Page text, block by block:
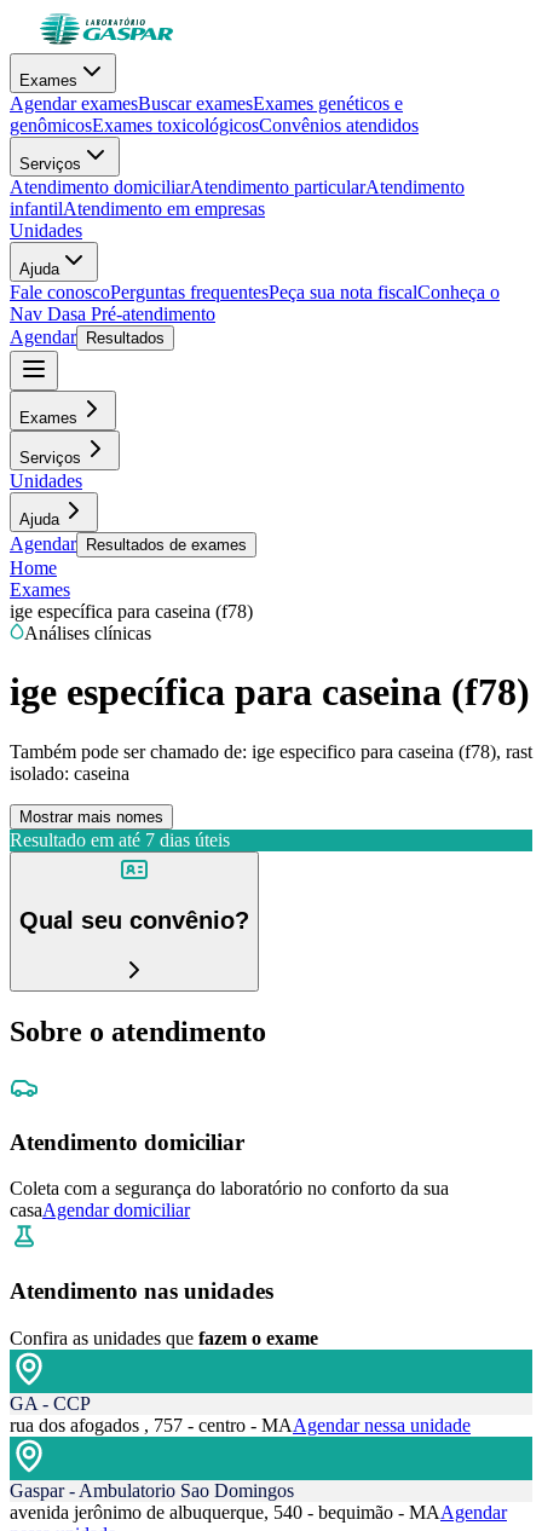
Exames
Agendar examesBuscar examesExames genéticos e
genômicosExames toxicológicosConvênios atendidos
Serviços
Atendimento domiciliarAtendimento particularAtendimento
infantilAtendimento em empresas
Unidades
Ajuda
Fale conoscoPerguntas frequentesPeça sua nota fiscalConheça o
Nav Dasa Pré-atendimento
Agendar
Resultados
Exames
Serviços
Unidades
Ajuda
Agendar Resultados de exames
Home
Exames
ige específica para caseina (f78)
Análises clínicas
ige específica para caseina (f78)
Também pode ser chamado de: ige especifico para caseina (f78), rast
isolado: caseina
Mostrar mais nomes
Resultado em até 7 dias úteis
Qual seu convênio?
Sobre o atendimento
Atendimento domiciliar
Coleta com a segurança do laboratório no conforto da sua
casaAgendar domiciliar
Atendimento nas unidades
Confira as unidades que fazem o exame
GA - CCP
rua dos afogados , 757 - centro - MAAgendar nessa unidade
Gaspar - Ambulatorio Sao Domingos
avenida jerônimo de albuquerque, 540 - bequimão - MAAgendar